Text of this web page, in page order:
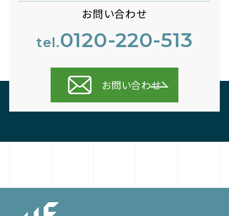
お問い合わせ
tel.0120-220-513
お問い合わせ